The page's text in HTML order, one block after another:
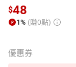
$48
1% (賺0點)
優惠券